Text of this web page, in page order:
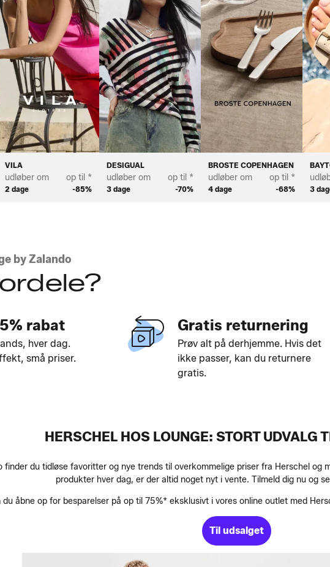
VILA
udløber om
2 dage
op til *
-85%
DESIGUAL
udløber om
3 dage
op til *
-70%
BROSTE COPENHAGEN
udløber om
4 dage
op til *
-68% 3
by Zalando
rabat
hver dag.
små priser.
Gratis returnering
Prøv alt på derhjemme. Hvis det
ikke passer, kan du returnere
gratis.
HERSCHEL HOS LOUNGE: STORT UDVALG
finder du tidløse favoritter og nye trends til overkommelige priser fra Herschel
produkter hver dag, er der altid noget nyt i vente. Tilmeld dig nu og
du åbne op for besparelser på op til 75%* eksklusivt i vores online outlet med
Til udsalget